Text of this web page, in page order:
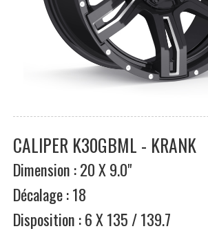
CALIPER K30GBML - KRANK
Dimension : 20 X 9.0"
Décalage : 18
Disposition : 6 X 135 / 139.7